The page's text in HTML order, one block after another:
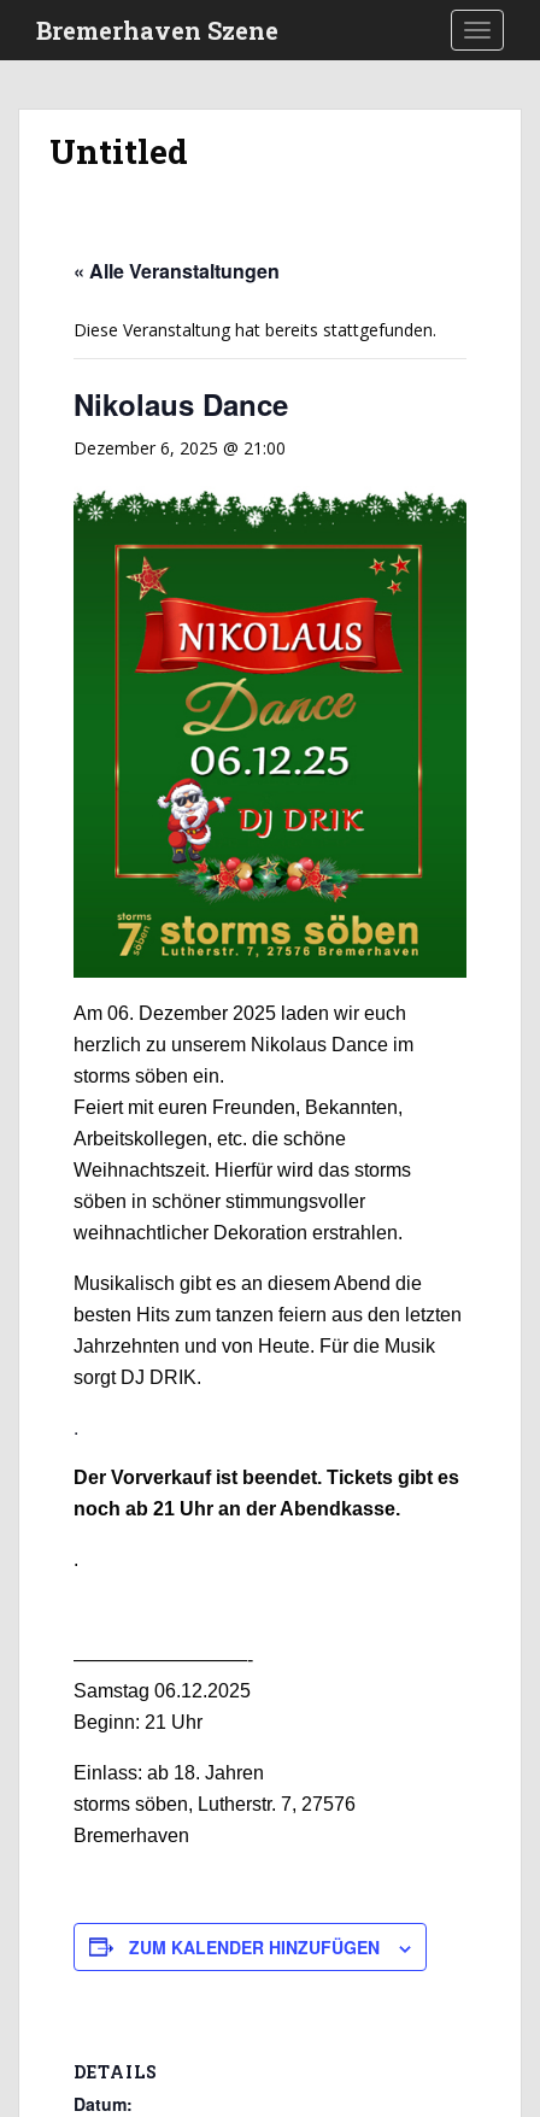
i
Bremerhaven Szene
Untitled
« Alle Veranstaltungen
Diese Veranstaltung hat bereits stattgefunden.
Nikolaus Dance
Dezember 6, 2025 @ 21:00
Am 06. Dezember 2025 laden wir euch
herzlich zu unserem Nikolaus Dance im
storms söben ein.
Feiert mit euren Freunden, Bekannten,
Arbeitskollegen, etc. die schöne
Weihnachtszeit. Hierfür wird das storms
söben in schöner stimmungsvoller
weihnachtlicher Dekoration erstrahlen.
Musikalisch gibt es an diesem Abend die
besten Hits zum tanzen feiern aus den letzten
Jahrzehnten und von Heute. Für die Musik
sorgt DJ DRIK.
.
Der Vorverkauf ist beendet. Tickets gibt es
noch ab 21 Uhr an der Abendkasse.
.
—————————-
Samstag 06.12.2025
Beginn: 21 Uhr
Einlass: ab 18. Jahren
storms söben, Lutherstr. 7, 27576
Bremerhaven
ZUM KALENDER HINZUFÜGEN
DETAILS
Datum: